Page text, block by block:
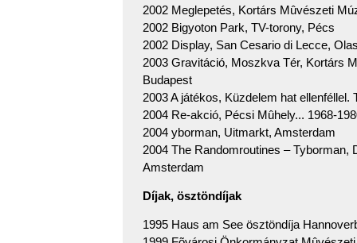
2002 Meglepetés, Kortárs Mûvészeti
2002 Bigyoton Park, TV-torony, Pécs
2002 Display, San Cesario di Lecce,
2003 Gravitáció, Moszkva Tér, Kortárs
Budapest
2003 A játékos, Küzdelem hat ellenféllel.
2004 Re-akció, Pécsi Mûhely... 1968-
2004 yborman, Uitmarkt, Amsterdam
2004 The Randomroutines –
Amsterdam
Díjak, ösztöndíjak
1995 Haus am See ösztöndíja